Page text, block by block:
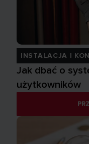
INSTALACJA I
Jak dbać o
użytkowników